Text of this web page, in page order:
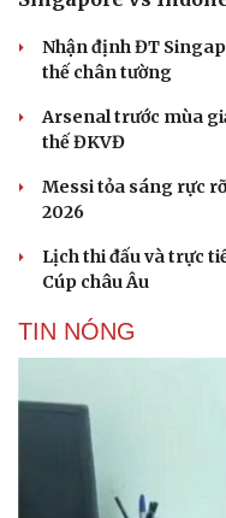
Du lịch
Săn Tour
Nhận định ĐT
thế chân tường
Arsenal trước mùa
thế ĐKVĐ
Messi tỏa sáng rực
2026
Lịch thi đấu và trực
Cúp châu Âu
TIN NÓNG